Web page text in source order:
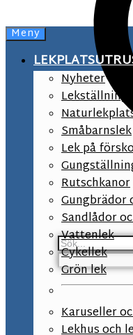
Meny
Nyheter
Lekställningar
Småbarnslek
Lek på
Rutschkanor
Gungbrädor
Sandlådor
Vattenlek
Cykellek
Grön lek
Karuseller
Lekhus och